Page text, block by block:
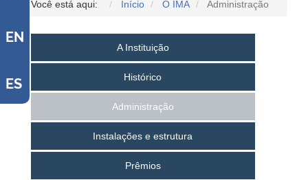
EN
ES
Você está aqui: Início O IMA Administração
A Instituição
Histórico
Administração
Instalações e estrutura
Prêmios